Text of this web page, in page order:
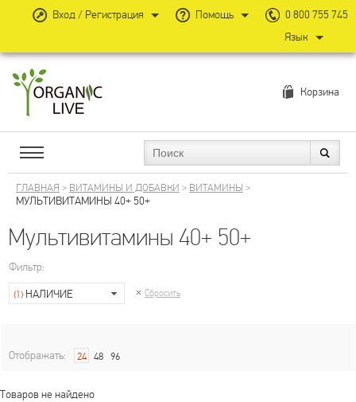
Корзина
ГЛАВНАЯ > ВИТАМИНЫ И ДОБАВКИ > ВИТАМИНЫ >
МУЛЬТИВИТАМИНЫ 40+ 50+
Мультивитамины 40+ 50+
Фильтр:
(1) НАЛИЧИЕ Сбросить
Отображать: 24 48 96
Товаров не найдено
Вход / Регистрация Помощь
0 800 755 745
Язык